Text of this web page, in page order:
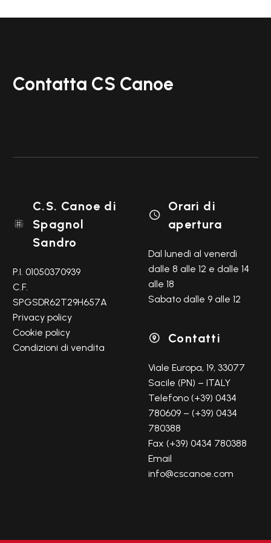
Contatta CS Canoe

C.S. Canoe di
Spagnol
Sandro
P.I. 01050370939
C.F.
SPGSDR62T29H657A
Privacy policy
Cookie policy
Condizioni di vendita

Orari di
apertura
Dal lunedì al venerdì
dalle 8 alle 12 e dalle 14
alle 18
Sabato dalle 9 alle 12
 Contatti
Viale Europa, 19, 33077
Sacile (PN) – ITALY
Telefono (+39) 0434
780609 – (+39) 0434
780388
Fax (+39) 0434 780388
Email
info@cscanoe.com